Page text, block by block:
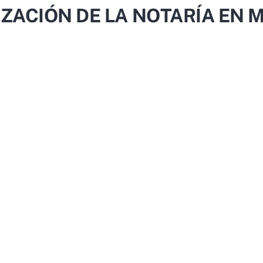
DE LA NOTARÍA EN